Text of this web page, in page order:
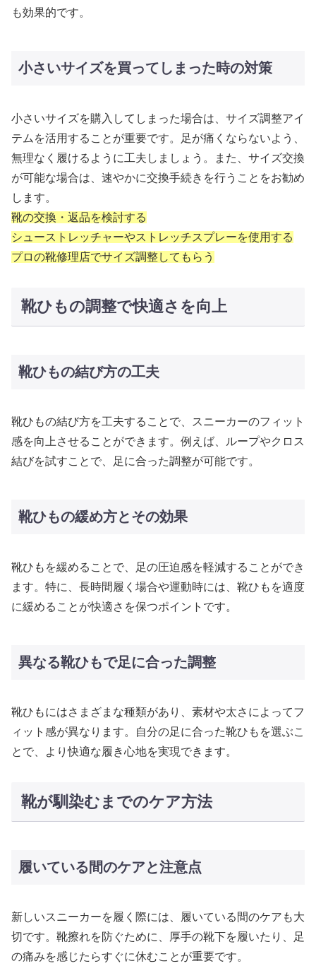
も効果的です。
小さいサイズを買ってしまった時の対策
小さいサイズを購入してしまった場合は、サイズ調整アイ
テムを活用することが重要です。足が痛くならないよう、
無理なく履けるように工夫しましょう。また、サイズ交換
が可能な場合は、速やかに交換手続きを行うことをお勧め
します。
靴の交換・返品を検討する
シューストレッチャーやストレッチスプレーを使用する
プロの靴修理店でサイズ調整してもらう
靴ひもの調整で快適さを向上
靴ひもの結び方の工夫
靴ひもの結び方を工夫することで、スニーカーのフィット
感を向上させることができます。例えば、ループやクロス
結びを試すことで、足に合った調整が可能です。
靴ひもの緩め方とその効果
靴ひもを緩めることで、足の圧迫感を軽減することができ
ます。特に、長時間履く場合や運動時には、靴ひもを適度
に緩めることが快適さを保つポイントです。
異なる靴ひもで足に合った調整
靴ひもにはさまざまな種類があり、素材や太さによってフ
ィット感が異なります。自分の足に合った靴ひもを選ぶこ
とで、より快適な履き心地を実現できます。
靴が馴染むまでのケア方法
履いている間のケアと注意点
新しいスニーカーを履く際には、履いている間のケアも大
切です。靴擦れを防ぐために、厚手の靴下を履いたり、足
の痛みを感じたらすぐに休むことが重要です。